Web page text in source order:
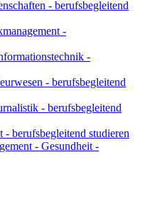
- berufsbegleitend
-
-
- berufsbegleitend
- berufsbegleitend
- berufsbegleitend studieren
- Gesundheit -